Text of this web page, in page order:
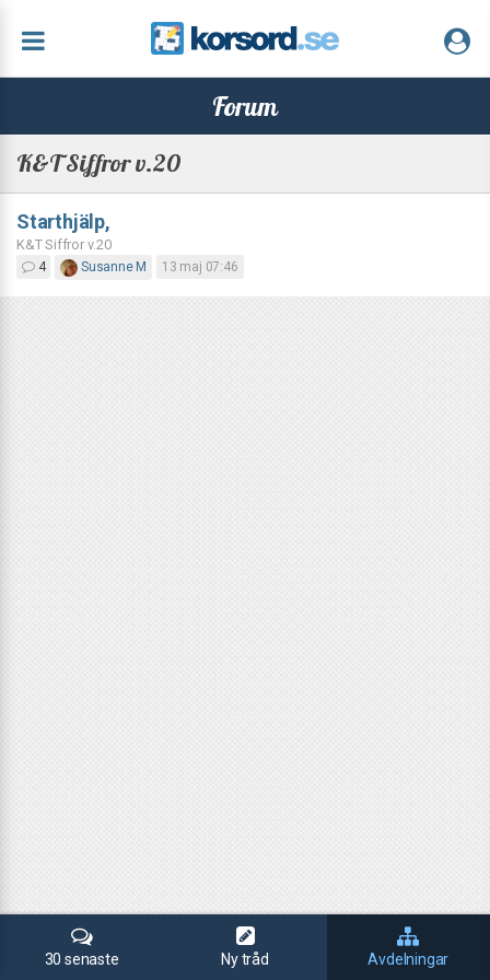
Forum
K&T Siffror v.20
Starthjälp,
K&T Siffror v.20
4 Susanne M 13 maj 07:46
30 senaste Ny tråd Avdelningar